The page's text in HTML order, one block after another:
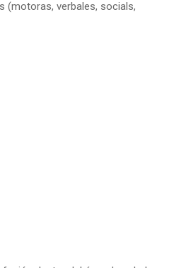
(motoras, verbales, socials,